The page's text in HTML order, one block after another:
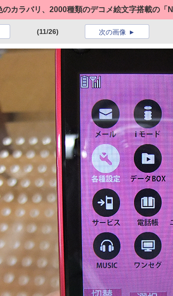
のカラバリ、2000種類のデコメ絵文字搭載の「
(11/26) 次の画像